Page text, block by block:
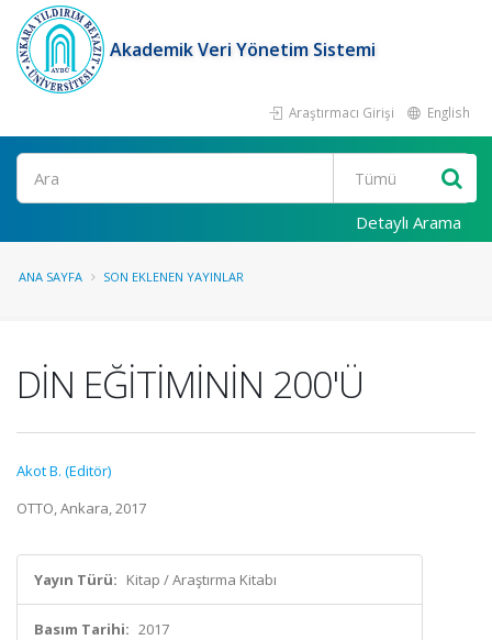
Akademik Veri Yönetim Sistemi
Araştırmacı Girişi English
Ara
Detaylı Arama
ANA SAYFA SON EKLENEN YAYINLAR
DİN EĞİTİMİNİN 200'Ü
Akot B. (Editör)
OTTO, Ankara, 2017
Yayın Türü: Kitap / Araştırma Kitabı
Basım Tarihi: 2017